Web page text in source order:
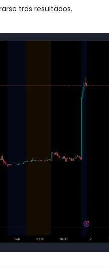
tras resultados.